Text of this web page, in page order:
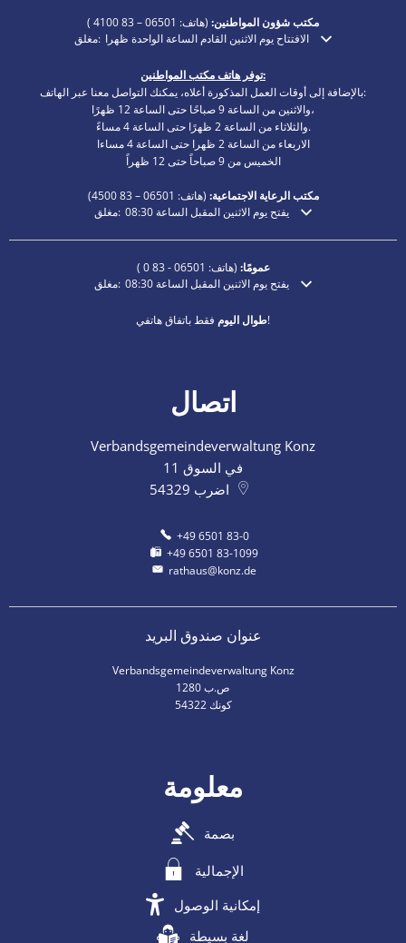
مكتب شؤون المواطنين: (هاتف:
)
انقر لإخفاء أوقات الفتح أو الإغلاق الإضافية
مغلق: الافتتاح يوم الاثنين القادم الساعة الواحدة ظهرا
توفر هاتف مكتب المواطنين:
بالإضافة إلى أوقات العمل المذكورة أعلاه، يمكنك التواصل معنا عبر الهاتف:
والاثنين من الساعة 9 صباحًا حتى الساعة 12 ظهرًا،
والثلاثاء من الساعة 2 ظهرًا حتى الساعة 4 مساءً.
الاربعاء من الساعة 2 ظهرا حتى الساعة 4 مساءا
الخميس من 9 صباحاً حتى 12 ظهراً
مكتب الرعاية الاجتماعية: (هاتف:
4500)
انقر لإخفاء أوقات الفتح أو الإغلاق الإضافية
مغلق: يفتح يوم الاثنين المقبل الساعة 08:30
عمومًا: (هاتف:
)
انقر لإخفاء أوقات الفتح أو الإغلاق الإضافية
مغلق: يفتح يوم الاثنين المقبل الساعة 08:30
طوال اليومفقط باتفاق هاتفي!
اتصال
Verbandsgemeindeverwaltung Konz
في السوق 11
54329 اضرب
+49 6501 83-0
+49 6501 83-1099
rathaus@konz.de
عنوان صندوق البريد
Verbandsgemeindeverwaltung Konz
ص.ب 1280
54322 كونك
معلومة
بصمة
الإجمالية
إمكانية الوصول
لغة بسيطة